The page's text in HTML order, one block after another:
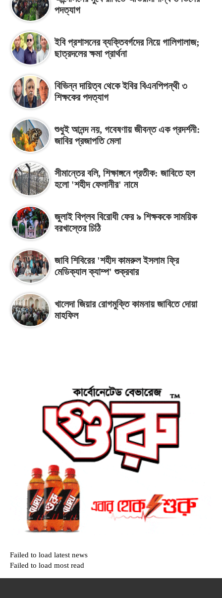
পদত্যাগ
ইবি প্রশাসনের ব্যক্তিবর্গদের নিয়ে গালিগালাজ;
ছাত্রদলের ক্ষমা প্রার্থনা
বিভিন্ন দায়িত্ব থেকে ইবির বিএনপিপন্থী ৩
শিক্ষকের পদত্যাগ
শুধুই আনন্দ নয়, গবেষণায় জীবন্ত এক প্রদর্শনী:
জাবির প্রজাপতি মেলা
সীমান্তের বলি, শিক্ষাঙ্গনে প্রতীক: জাবিতে হল
হলো 'শহীদ ফেলানীর' নামে
জুলাই বিপ্লব বিরোধী ফের ৯ শিক্ষককে সাময়িক
বরখাস্তের চিঠি
জাবি শিবিরের 'শহীদ কামরুল ইসলাম ফ্রি
মেডিক্যাল ক্যাম্প' শুক্রবার
খালেদা জিয়ার রোগমুক্তি কামনায় জাবিতে দোয়া
মাহফিল
Failed to load latest news
Failed to load most read